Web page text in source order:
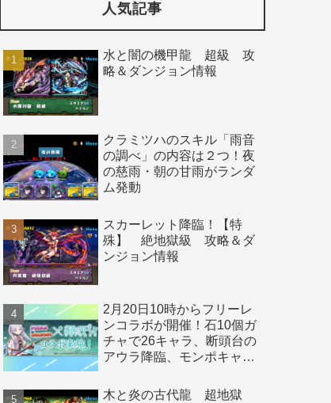
人気記事
水と闇の機甲龍 超級 攻
略＆ダンジョン情報
クラミツハのスキル「雨音
の調べ」の内容は２つ！夜
の慈雨・朝の甘雨がランダ
ム発動
スカーレット降臨！【特
殊】 絶地獄級 攻略＆ダ
ンジョン情報
2月20日10時からフリーレ
ンコラボが開催！石10個ガ
チャで26キャラ、断頭台の
アウラ降臨、モンポキャラ
木と炎の古代龍 超地獄